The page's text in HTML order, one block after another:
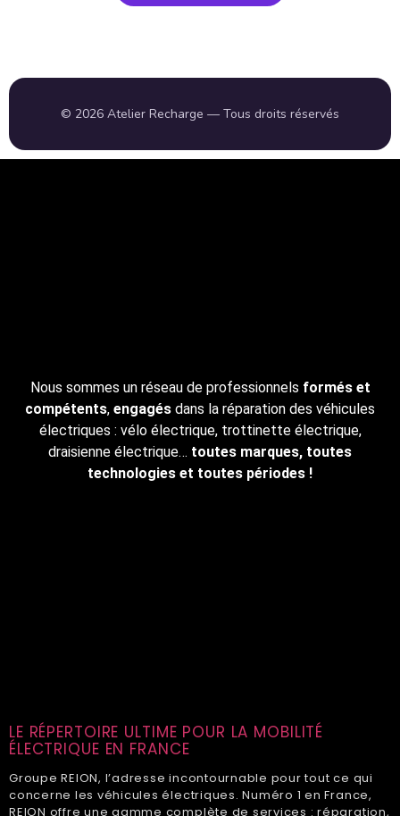
© 2026 Atelier Recharge — Tous droits réservés
Nous sommes un réseau de professionnels formés et
compétents, engagés dans la réparation des véhicules
électriques : vélo électrique, trottinette électrique,
draisienne électrique… toutes marques, toutes
technologies et toutes périodes !
LE RÉPERTOIRE ULTIME POUR LA MOBILITÉ
ÉLECTRIQUE EN FRANCE
Groupe REION, l’adresse incontournable pour tout ce qui
concerne les véhicules électriques. Numéro 1 en France,
REION offre une gamme complète de services : réparation,